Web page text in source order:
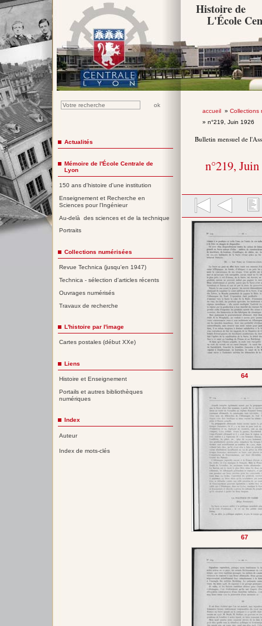
Histoire de
L'École
accueil» Collections
» n°219, Juin 1926
Bulletin mensuel de
n°219,
64
67
Actualités
Mémoire de l'École Centrale de
Lyon
150 ans d'histoire d'une institution
Enseignement et Recherche en
Sciences pour l'Ingénieur
Au-delà des sciences et de la technique
Portraits
Collections numérisées
Revue Technica (jusqu'en 1947)
Technica - sélection d'articles récents
Ouvrages numérisés
Travaux de recherche
L'histoire par l'image
Cartes postales (début XXe)
Liens
Histoire et Enseignement
Portails et autres bibliothèques
numériques
Index
Auteur
Index de mots-clés